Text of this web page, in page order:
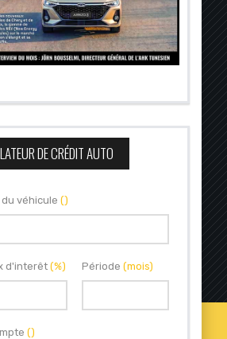
DE CRÉDIT AUTO
véhicule ()
d'interêt (%) Période (mois)
()